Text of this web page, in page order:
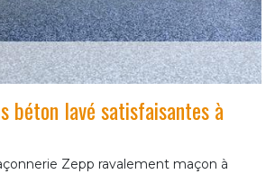
béton lavé satisfaisantes à
Zepp ravalement maçon à